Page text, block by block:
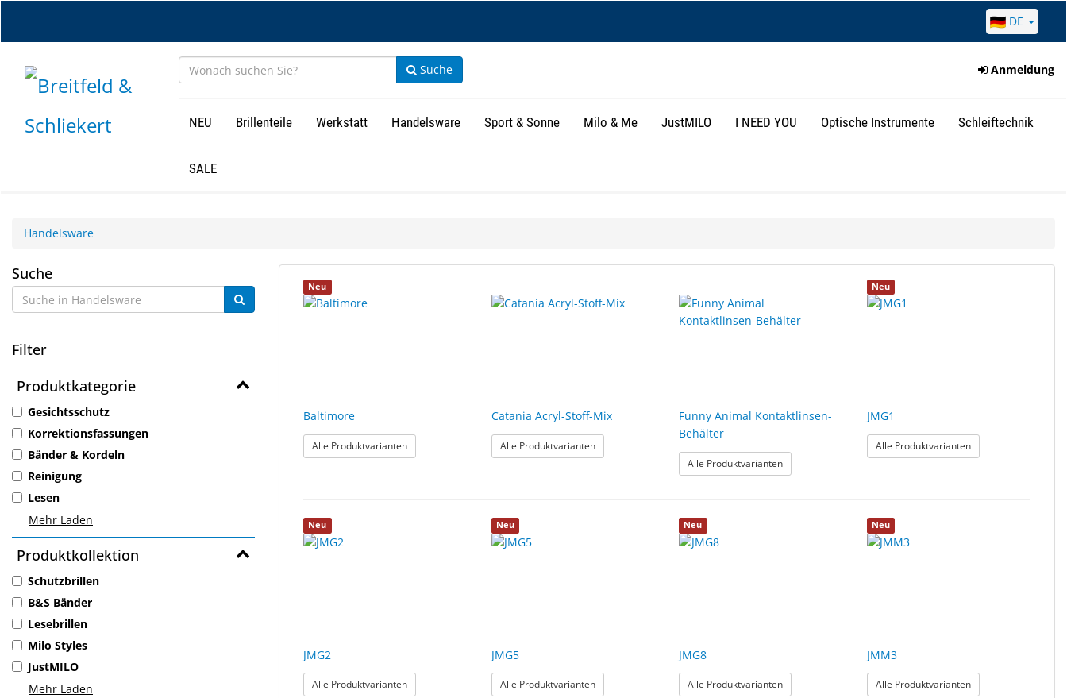
DE
Suche Anmeldung
NEU Brillenteile Werkstatt Handelsware Sport & Sonne Milo & Me JustMILO I NEED YOU Optische Instrumente Schleiftechnik
SALE
Handelsware
Handelsware
Suche
Filter
Produktkategorie
Gesichtsschutz
Korrektionsfassungen
Bänder & Kordeln
Reinigung
Lesen
Mehr Laden
Produktkollektion
Schutzbrillen
B&S Bänder
Lesebrillen
Milo Styles
JustMILO
Mehr Laden
187
Ergebnisse
Suchergebnisse
gerendert.
Neu
Baltimore
Alle Produktvarianten: Baltimore
Catania Acryl-Stoff-Mix
Alle Produktvarianten: Catania Acryl-Stoff-Mix
Funny Animal Kontaktlinsen-
Behälter
Alle Produktvarianten: Funny Animal Kontaktlinsen-Behälter
Neu
JMG1
Alle Produktvarianten: JMG1
Neu
JMG2
Alle Produktvarianten: JMG2
Neu
JMG5
Alle Produktvarianten: JMG5
Neu
JMG8
Alle Produktvarianten: JMG8
Neu
JMM3
Alle Produktvarianten: JMM3